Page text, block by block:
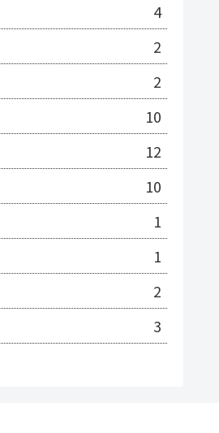
4
2
2
10
12
10
1
1
2
3